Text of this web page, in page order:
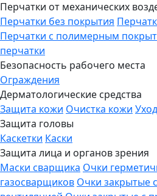
Перчатки от механических
Перчатки без покрытия
Перчатки с полимерным
перчатки
Безопасность рабочего места
Ограждения
Дерматологические средства
Защита кожи Очистка кожи
Защита головы
Каскетки Каски
Защита лица и органов зрения
Маски сварщика Очки
газосварщиков Очки закрытые